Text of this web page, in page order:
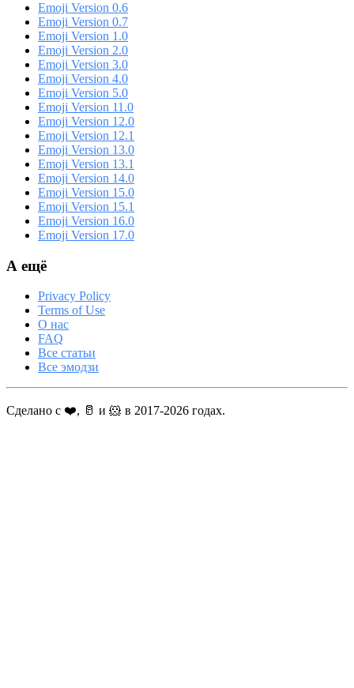
Emoji Version 0.6
Emoji Version 0.7
Emoji Version 1.0
Emoji Version 2.0
Emoji Version 3.0
Emoji Version 4.0
Emoji Version 5.0
Emoji Version 11.0
Emoji Version 12.0
Emoji Version 12.1
Emoji Version 13.0
Emoji Version 13.1
Emoji Version 14.0
Emoji Version 15.0
Emoji Version 15.1
Emoji Version 16.0
Emoji Version 17.0
А ещё
Privacy Policy
Terms of Use
О нас
FAQ
Все статьи
Все эмодзи
Сделано с ❤️, 🥛 и 🐹 в 2017-2026 годах.